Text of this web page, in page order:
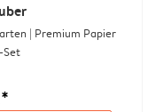
| Premium Papier
Set